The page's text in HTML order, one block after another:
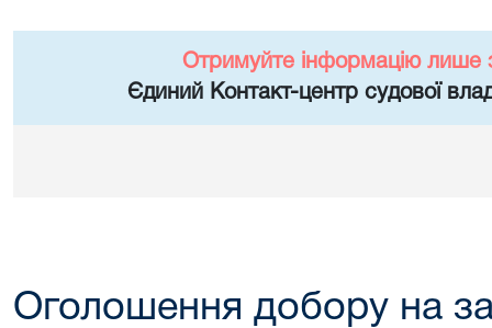
Отримуйте інформацію лише
Єдиний Контакт-центр судової
Оголошення добору на